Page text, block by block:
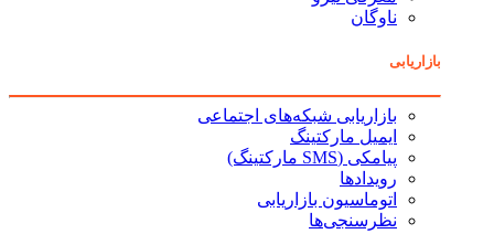
ناوگان
بازاریابی
بازاریابی شبکه‌های اجتماعی
ایمیل مارکتینگ
پیامکی (SMS مارکتینگ)
رویدادها
اتوماسیون بازاریابی
نظرسنجی‌ها